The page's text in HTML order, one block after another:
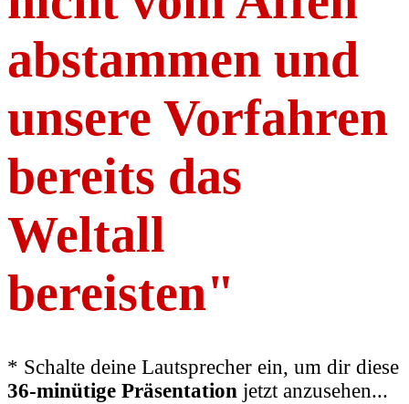
abstammen und
unsere Vorfahren
bereits das
Weltall
bereisten"
* Schalte deine Lautsprecher ein, um dir diese
36-minütige Präsentation jetzt anzusehen...